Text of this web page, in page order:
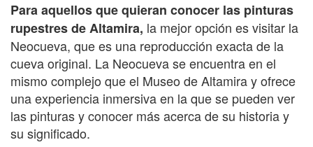
Para aquellos que quieran conocer las pinturas
rupestres de Altamira, la mejor opción es visitar la
Neocueva, que es una reproducción exacta de la
cueva original. La Neocueva se encuentra en el
mismo complejo que el Museo de Altamira y ofrece
una experiencia inmersiva en la que se pueden ver
las pinturas y conocer más acerca de su historia y
su significado.